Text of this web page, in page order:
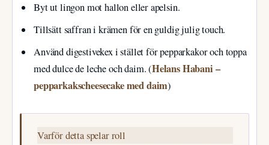
Byt ut lingon mot hallon eller apelsin.
Tillsätt saffran i krämen för en guldig julig touch.
Använd digestivekex i stället för pepparkakor och toppa
med dulce de leche och daim. (Helans Habani –
pepparkakscheesecake med daim)
Varför detta spelar roll